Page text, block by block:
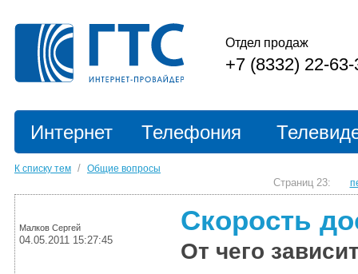
Отдел продаж
+7 (8332) 22-63-
Интернет Телефония
К списку тем / Общие вопросы
Страниц 23:
Малков Сергей
04.05.2011 15:27:45
Скорость
От чего